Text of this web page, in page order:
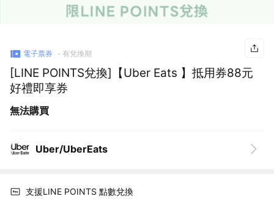
電子票券 有兌換期
[LINE POINTS兌換]【Uber Eats 】抵用券88元
好禮即享券
無法購買
Uber/UberEats
支援LINE POINTS 點數兌換